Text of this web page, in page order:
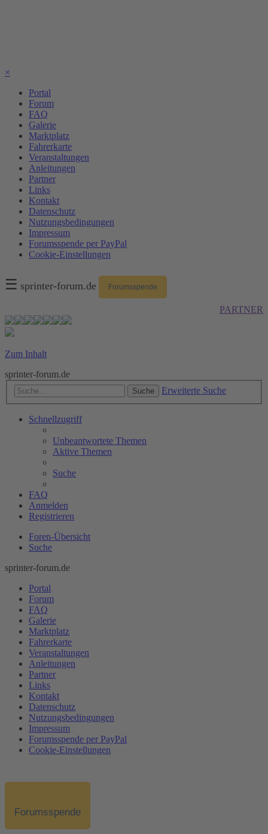
×
Portal
Forum
FAQ
Galerie
Marktplatz
Fahrerkarte
Veranstaltungen
Anleitungen
Partner
Links
Kontakt
Datenschutz
Nutzungsbedingungen
Impressum
Forumsspende per PayPal
Cookie-Einstellungen
☰ sprinter-forum.de Forumsspende
PARTNER
Zum Inhalt
sprinter-forum.de
Suche Erweiterte Suche
Schnellzugriff
Unbeantwortete Themen
Aktive Themen
Suche
FAQ
Anmelden
Registrieren
Foren-Übersicht
Suche
sprinter-forum.de
Portal
Forum
FAQ
Galerie
Marktplatz
Fahrerkarte
Veranstaltungen
Anleitungen
Partner
Links
Kontakt
Datenschutz
Nutzungsbedingungen
Impressum
Forumsspende per PayPal
Cookie-Einstellungen
Forumsspende